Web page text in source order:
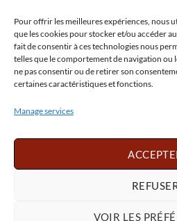
Pour offrir les meilleures expériences, nous
que les cookies pour stocker et/ou accéder
fait de consentir à ces technologies nous
telles que le comportement de navigation ou
ne pas consentir ou de retirer son
certaines caractéristiques et fonctions.
Manage services
VOIR LES
VOLVO PENTA / OMC
My Account
Italiano